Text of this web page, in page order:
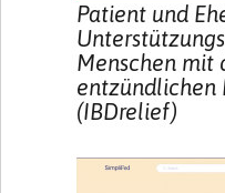
Patient und
Menschen mit
entzündlichen
(IBDrelief)